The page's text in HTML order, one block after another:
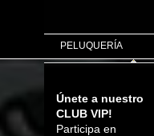
PELUQUERÍA
Únete a nuestro
CLUB VIP!
Participa en